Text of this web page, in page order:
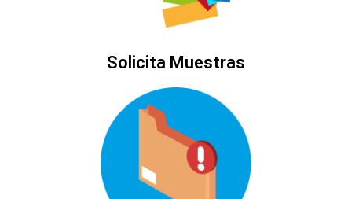
Solicita Muestras